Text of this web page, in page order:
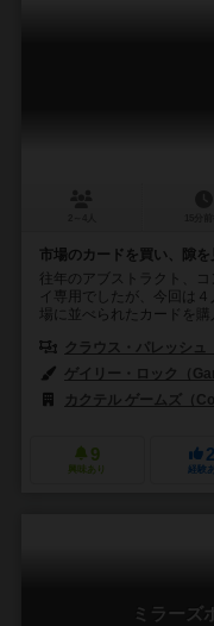
市場のカードを買い、隙を
往年のアブストラクト、
イ専用でしたが、今回は
場に並べられたカードを
クラウス・パレッシュ
ゲイリー・ロック（
カクテル ゲームズ（
9
興味あり 経験あ
ミラーズ